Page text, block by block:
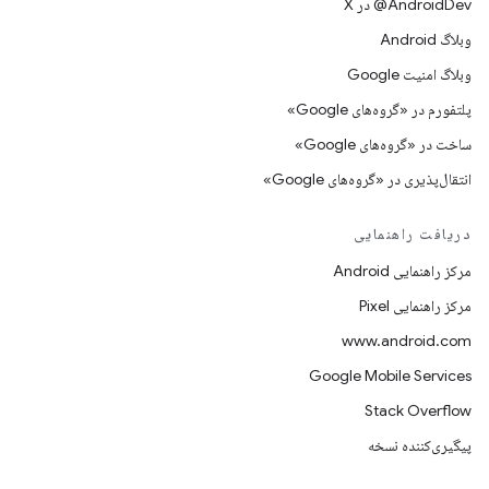
‫‎@AndroidDev در X
وبلاگ Android
وبلاگ امنیت Google
پلتفورم در «گروه‌های Google»
ساخت در «گروه‌های Google»
انتقال‌پذیری در «گروه‌های Google»
دریافت راهنمایی
مرکز راهنمایی Android
مرکز راهنمایی Pixel
www.android.com
Google Mobile Services
Stack Overflow
پیگیری‌کننده نسخه